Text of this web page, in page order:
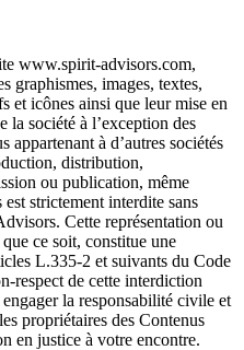
www.spirit-advisors.com,
graphismes, images, textes,
et icônes ainsi que leur mise en
la société à l’exception des
appartenant à d’autres sociétés
distribution,
ou publication, même
strictement interdite sans
Cette représentation ou
ce soit, constitue une
L.335-2 et suivants du Code
respect de cette interdiction
la responsabilité civile et
propriétaires des Contenus
en justice à votre encontre.